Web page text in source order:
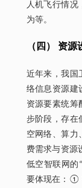
人机飞行情况
为等。
（四） 资
近年来，我国
络信息资源建
资源要素统筹
步阶段，存在
空网络、算力
费需求与资源
低空智联网的
要体现在：①